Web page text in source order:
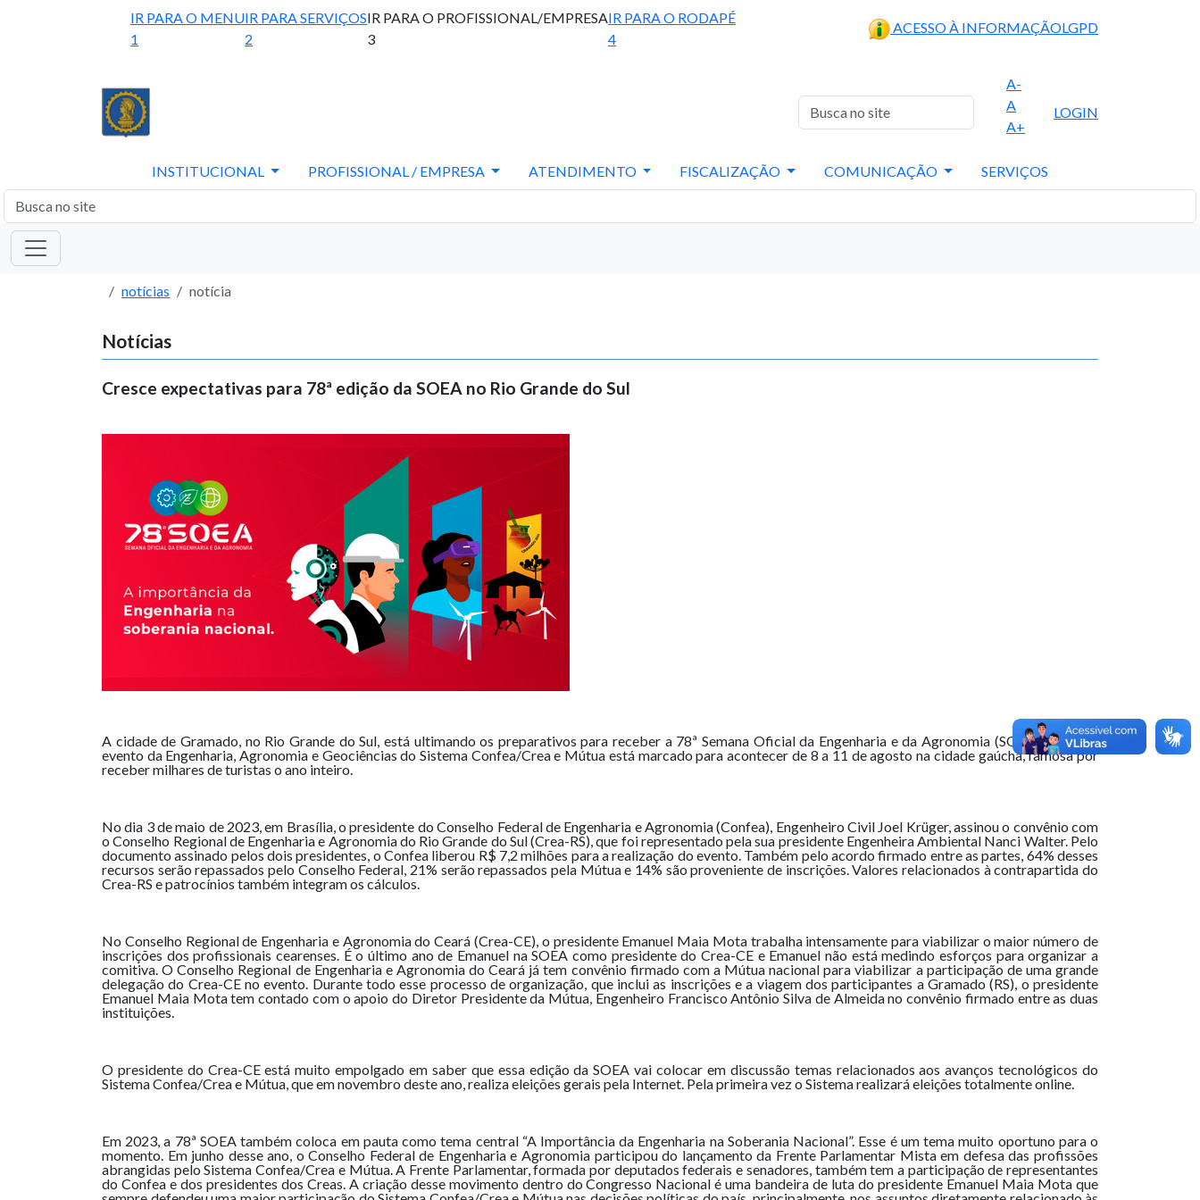
IR PARA O MENU
1
IR PARA SERVIÇOS
2
IR PARA O PROFISSIONAL/EMPRESA
3
IR PARA O RODAPÉ
4
ACESSO À INFORMAÇÃOLGPD
A-
A
A+
LOGIN
INSTITUCIONAL PROFISSIONAL / EMPRESA ATENDIMENTO FISCALIZAÇÃO COMUNICAÇÃO SERVIÇOS
notícias notícia
Notícias
Cresce expectativas para 78ª edição da SOEA no Rio Grande do Sul
A cidade de Gramado, no Rio Grande do Sul, está ultimando os preparativos para receber a 78ª Semana Oficial da Engenharia e da Agronomia (SOEA). O maior
evento da Engenharia, Agronomia e Geociências do Sistema Confea/Crea e Mútua está marcado para acontecer de 8 a 11 de agosto na cidade gaúcha, famosa por
receber milhares de turistas o ano inteiro.
No dia 3 de maio de 2023, em Brasília, o presidente do Conselho Federal de Engenharia e Agronomia (Confea), Engenheiro Civil Joel Krüger, assinou o convênio com
o Conselho Regional de Engenharia e Agronomia do Rio Grande do Sul (Crea-RS), que foi representado pela sua presidente Engenheira Ambiental Nanci Walter. Pelo
documento assinado pelos dois presidentes, o Confea liberou R$ 7,2 milhões para a realização do evento. Também pelo acordo firmado entre as partes, 64% desses
recursos serão repassados pelo Conselho Federal, 21% serão repassados pela Mútua e 14% são proveniente de inscrições. Valores relacionados à contrapartida do
Crea-RS e patrocínios também integram os cálculos.
No Conselho Regional de Engenharia e Agronomia do Ceará (Crea-CE), o presidente Emanuel Maia Mota trabalha intensamente para viabilizar o maior número de
inscrições dos profissionais cearenses. É o último ano de Emanuel na SOEA como presidente do Crea-CE e Emanuel não está medindo esforços para organizar a
comitiva. O Conselho Regional de Engenharia e Agronomia do Ceará já tem convênio firmado com a Mútua nacional para viabilizar a participação de uma grande
delegação do Crea-CE no evento. Durante todo esse processo de organização, que inclui as inscrições e a viagem dos participantes a Gramado (RS), o presidente
Emanuel Maia Mota tem contado com o apoio do Diretor Presidente da Mútua, Engenheiro Francisco Antônio Silva de Almeida no convênio firmado entre as duas
instituições.
O presidente do Crea-CE está muito empolgado em saber que essa edição da SOEA vai colocar em discussão temas relacionados aos avanços tecnológicos do
Sistema Confea/Crea e Mútua, que em novembro deste ano, realiza eleições gerais pela Internet. Pela primeira vez o Sistema realizará eleições totalmente online.
Em 2023, a 78ª SOEA também coloca em pauta como tema central “A Importância da Engenharia na Soberania Nacional”. Esse é um tema muito oportuno para o
momento. Em junho desse ano, o Conselho Federal de Engenharia e Agronomia participou do lançamento da Frente Parlamentar Mista em defesa das profissões
abrangidas pelo Sistema Confea/Crea e Mútua. A Frente Parlamentar, formada por deputados federais e senadores, também tem a participação de representantes
do Confea e dos presidentes dos Creas. A criação desse movimento dentro do Congresso Nacional é uma bandeira de luta do presidente Emanuel Maia Mota que